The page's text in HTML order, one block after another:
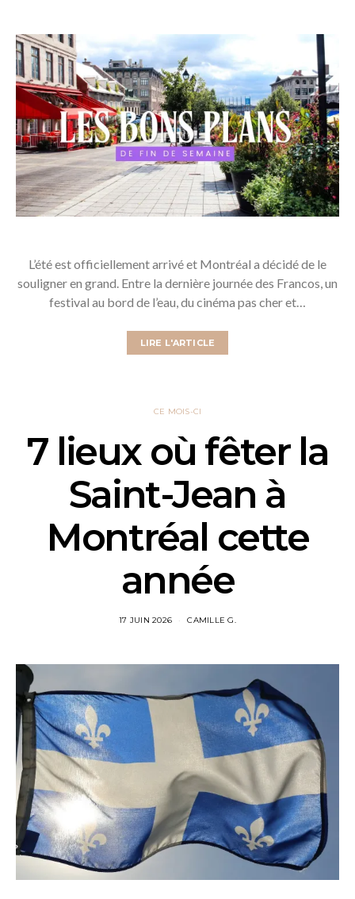
L’été est officiellement arrivé et Montréal a décidé de le
souligner en grand. Entre la dernière journée des Francos, un
festival au bord de l’eau, du cinéma pas cher et…
LIRE L'ARTICLE
CE MOIS-CI
7 lieux où fêter la
Saint-Jean à
Montréal cette
année
17 JUIN 2026 CAMILLE G.